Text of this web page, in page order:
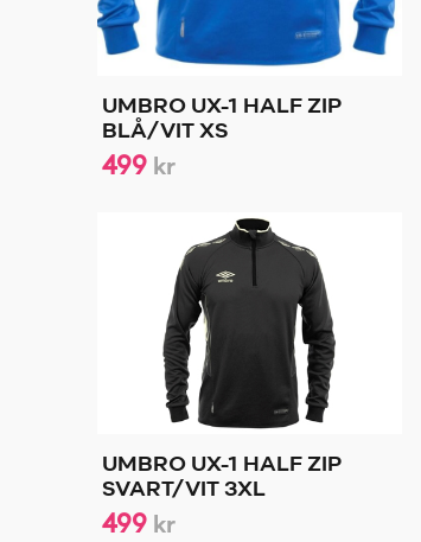
UMBRO UX-1 HALF ZIP
BLÅ/VIT XS
499 kr
UMBRO UX-1 HALF ZIP
SVART/VIT 3XL
499 kr